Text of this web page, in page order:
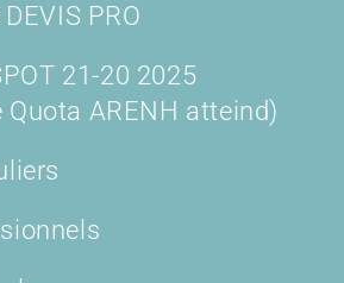
PRO
21-20 2025
ARENH atteind)